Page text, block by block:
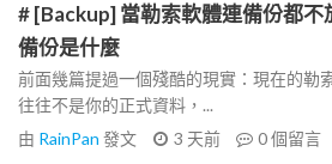
# [Backup] 當勒索軟體連備份都不
備份是什麼
前面幾篇提過一個殘酷的現實：現在的勒
往往不是你的正式資料，...
由 RainPan 發文 3 天前 0個留言